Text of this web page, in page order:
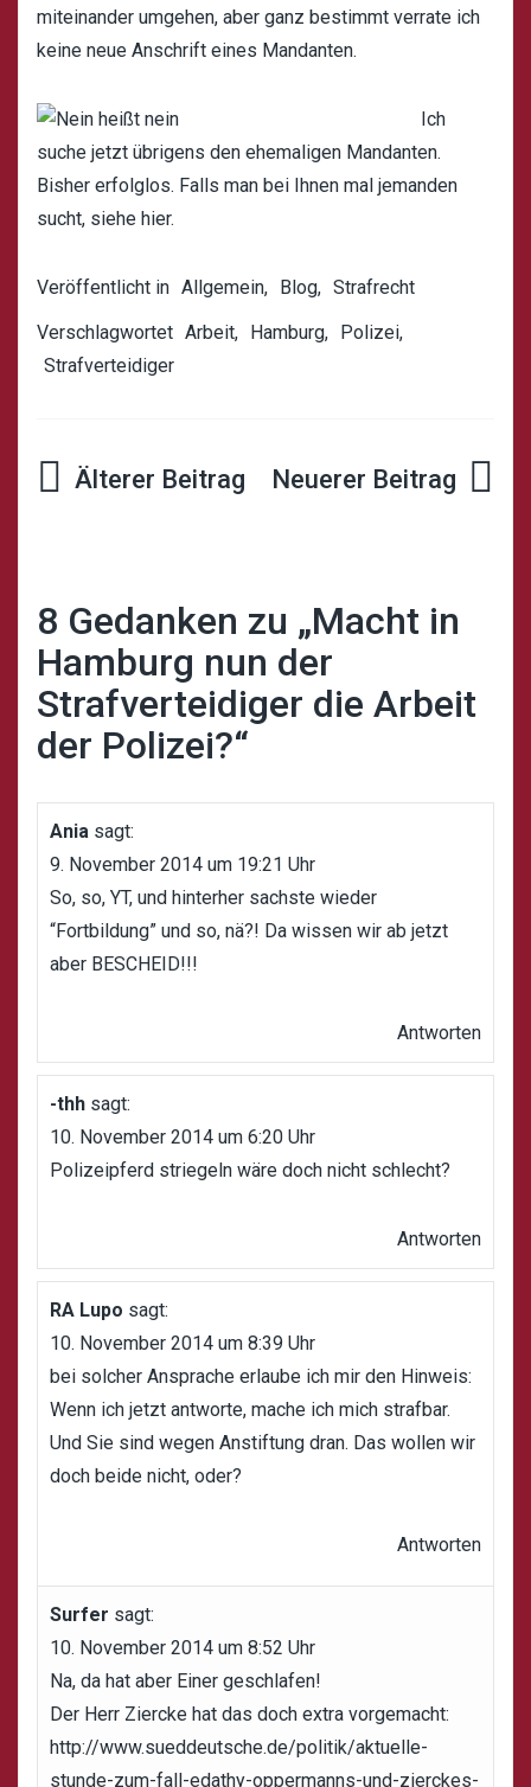
miteinander umgehen, aber ganz bestimmt verrate ich
keine neue Anschrift eines Mandanten.
Ich
suche jetzt übrigens den ehemaligen Mandanten.
Bisher erfolglos. Falls man bei Ihnen mal jemanden
sucht, siehe hier.
Veröffentlicht in Allgemein, Blog, Strafrecht
Verschlagwortet Arbeit, Hamburg, Polizei,
Strafverteidiger
Beitrags-
8 Gedanken zu „Macht in
Hamburg nun der
Strafverteidiger die Arbeit
der Polizei?“
Ania sagt:
9. November 2014 um 19:21 Uhr
So, so, YT, und hinterher sachste wieder
“Fortbildung” und so, nä?! Da wissen wir ab jetzt
aber BESCHEID!!!
Antworten
-thh sagt:
10. November 2014 um 6:20 Uhr
Polizeipferd striegeln wäre doch nicht schlecht?
Antworten
RA Lupo sagt:
10. November 2014 um 8:39 Uhr
bei solcher Ansprache erlaube ich mir den Hinweis:
Wenn ich jetzt antworte, mache ich mich strafbar.
Und Sie sind wegen Anstiftung dran. Das wollen wir
doch beide nicht, oder?
Antworten
Surfer sagt:
10. November 2014 um 8:52 Uhr
Na, da hat aber Einer geschlafen!
Der Herr Ziercke hat das doch extra vorgemacht:
http://www.sueddeutsche.de/politik/aktuelle-
stunde-zum-fall-edathy-oppermanns-und-zierckes-